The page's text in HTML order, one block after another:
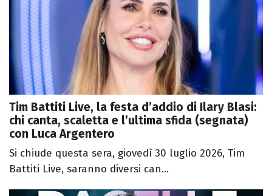
Tim Battiti Live, la festa d’addio di Ilary Blasi:
chi canta, scaletta e l’ultima sfida (segnata)
con Luca Argentero
Si chiude questa sera, giovedì 30 luglio 2026, Tim
Battiti Live, saranno diversi can...